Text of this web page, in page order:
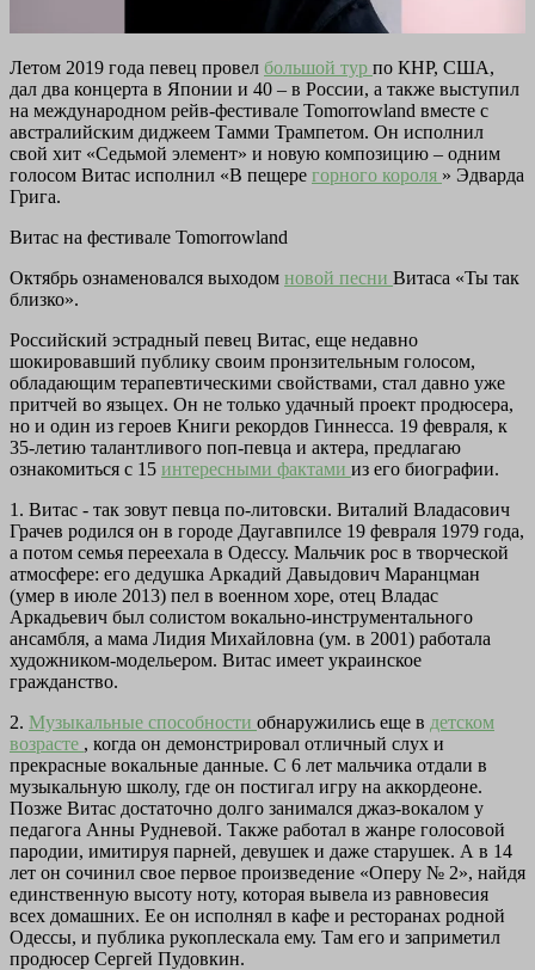
Летом 2019 года певец провел большой тур по КНР, США,
дал два концерта в Японии и 40 – в России, а также выступил
на международном рейв-фестивале Tomorrowland вместе с
австралийским диджеем Тамми Трампетом. Он исполнил
свой хит «Седьмой элемент» и новую композицию – одним
голосом Витас исполнил «В пещере горного короля » Эдварда
Грига.
Витас на фестивале Tomorrowland
Октябрь ознаменовался выходом новой песни Витаса «Ты так
близко».
Российский эстрадный певец Витас, еще недавно
шокировавший публику своим пронзительным голосом,
обладающим терапевтическими свойствами, стал давно уже
притчей во языцех. Он не только удачный проект продюсера,
но и один из героев Книги рекордов Гиннесса. 19 февраля, к
35-летию талантливого поп-певца и актера, предлагаю
ознакомиться с 15 интересными фактами из его биографии.
1. Витас - так зовут певца по-литовски. Виталий Владасович
Грачев родился он в городе Даугавпилсе 19 февраля 1979 года,
а потом семья переехала в Одессу. Мальчик рос в творческой
атмосфере: его дедушка Аркадий Давыдович Маранцман
(умер в июле 2013) пел в военном хоре, отец Владас
Аркадьевич был солистом вокально-инструментального
ансамбля, а мама Лидия Михайловна (ум. в 2001) работала
художником-модельером. Витас имеет украинское
гражданство.
2. Музыкальные способности обнаружились еще в детском
возрасте , когда он демонстрировал отличный слух и
прекрасные вокальные данные. С 6 лет мальчика отдали в
музыкальную школу, где он постигал игру на аккордеоне.
Позже Витас достаточно долго занимался джаз-вокалом у
педагога Анны Рудневой. Также работал в жанре голосовой
пародии, имитируя парней, девушек и даже старушек. А в 14
лет он сочинил свое первое произведение «Оперу № 2», найдя
единственную высоту ноту, которая вывела из равновесия
всех домашних. Ее он исполнял в кафе и ресторанах родной
Одессы, и публика рукоплескала ему. Там его и заприметил
продюсер Сергей Пудовкин.